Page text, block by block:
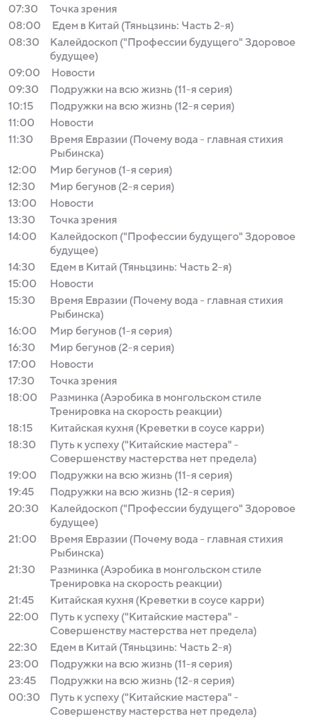
07:30
Точка зрения
08:00
Едем в Китай (Тяньцзинь: Часть 2-я)
08:30
Калейдоскоп ("Профессии будущего" Здоровое
будущее)
09:00
Новости
09:30
Подружки на всю жизнь (11-я серия)
10:15
Подружки на всю жизнь (12-я серия)
11:00
Новости
11:30
Время Евразии (Почему вода - главная стихия
Рыбинска)
12:00
Мир бегунов (1-я серия)
12:30
Мир бегунов (2-я серия)
13:00
Новости
13:30
Точка зрения
14:00
Калейдоскоп ("Профессии будущего" Здоровое
будущее)
14:30
Едем в Китай (Тяньцзинь: Часть 2-я)
15:00
Новости
15:30
Время Евразии (Почему вода - главная стихия
Рыбинска)
16:00
Мир бегунов (1-я серия)
16:30
Мир бегунов (2-я серия)
17:00
Новости
17:30
Точка зрения
18:00
Разминка (Аэробика в монгольском стиле
Тренировка на скорость реакции)
18:15
Китайская кухня (Креветки в соусе карри)
18:30
Путь к успеху ("Китайские мастера" -
Совершенству мастерства нет предела)
19:00
Подружки на всю жизнь (11-я серия)
19:45
Подружки на всю жизнь (12-я серия)
20:30
Калейдоскоп ("Профессии будущего" Здоровое
будущее)
21:00
Время Евразии (Почему вода - главная стихия
Рыбинска)
21:30
Разминка (Аэробика в монгольском стиле
Тренировка на скорость реакции)
21:45
Китайская кухня (Креветки в соусе карри)
22:00
Путь к успеху ("Китайские мастера" -
Совершенству мастерства нет предела)
22:30
Едем в Китай (Тяньцзинь: Часть 2-я)
23:00
Подружки на всю жизнь (11-я серия)
23:45
Подружки на всю жизнь (12-я серия)
00:30
Путь к успеху ("Китайские мастера" -
Совершенству мастерства нет предела)